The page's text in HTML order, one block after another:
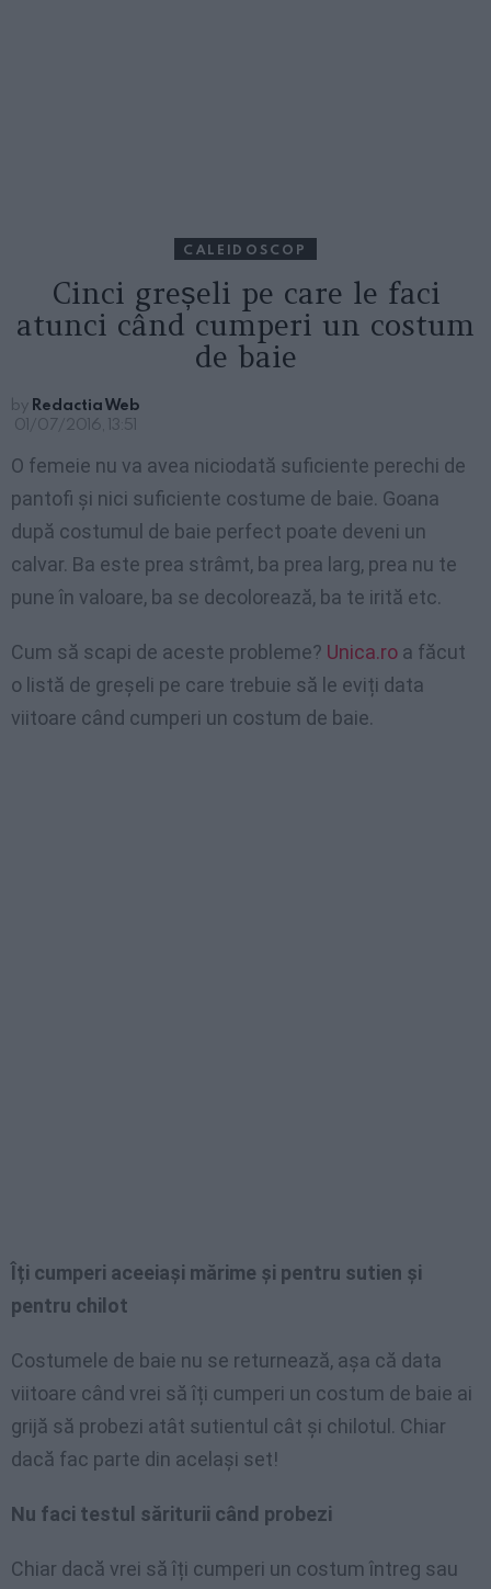
CALEIDOSCOP
Cinci greșeli pe care le faci
atunci când cumperi un costum
de baie
by Redactia Web
01/07/2016, 13:51
O femeie nu va avea niciodată suficiente perechi de
pantofi și nici suficiente costume de baie. Goana
după costumul de baie perfect poate deveni un
calvar. Ba este prea strâmt, ba prea larg, prea nu te
pune în valoare, ba se decolorează, ba te irită etc.
Cum să scapi de aceste probleme? Unica.ro a făcut
o listă de greșeli pe care trebuie să le eviți data
viitoare când cumperi un costum de baie.
Îți cumperi aceeiași mărime și pentru sutien și
pentru chilot
Costumele de baie nu se returnează, așa că data
viitoare când vrei să îți cumperi un costum de baie ai
grijă să probezi atât sutientul cât și chilotul. Chiar
dacă fac parte din același set!
Nu faci testul săriturii când probezi
Chiar dacă vrei să îți cumperi un costum întreg sau